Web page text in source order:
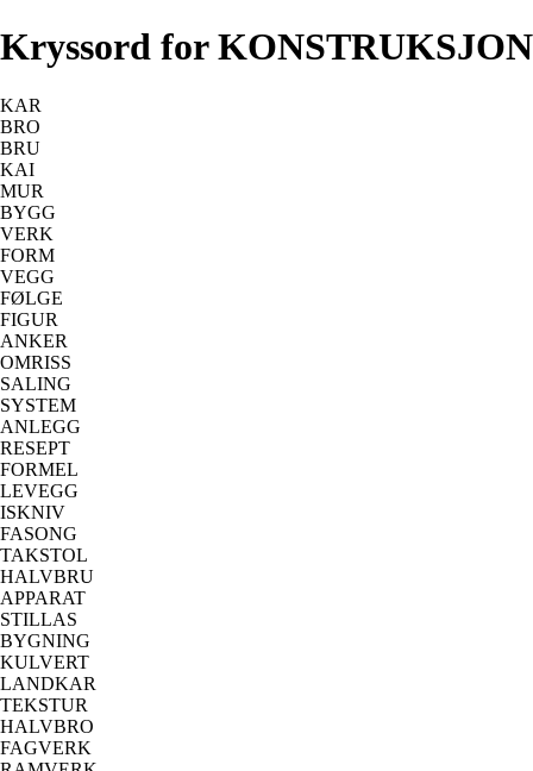
Kryssord for KONSTRUKSJON
KAR
BRO
BRU
KAI
MUR
BYGG
VERK
FORM
VEGG
FØLGE
FIGUR
ANKER
OMRISS
SALING
SYSTEM
ANLEGG
RESEPT
FORMEL
LEVEGG
ISKNIV
FASONG
TAKSTOL
HALVBRU
APPARAT
STILLAS
BYGNING
KULVERT
LANDKAR
TEKSTUR
HALVBRO
FAGVERK